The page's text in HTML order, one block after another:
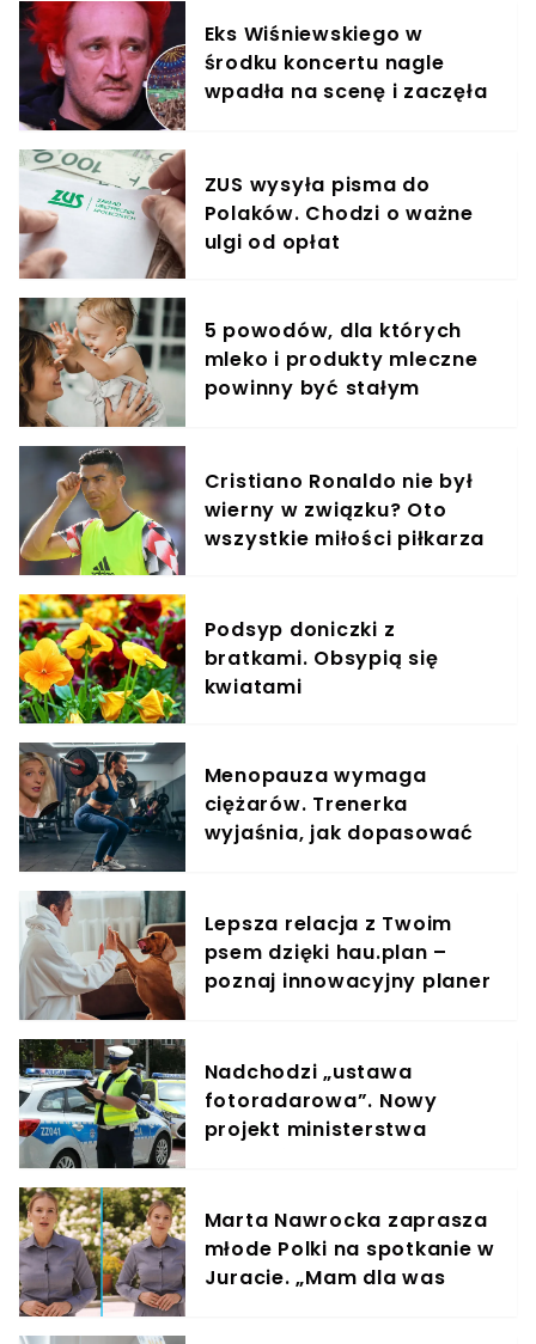
Eks Wiśniewskiego w
środku koncertu nagle
wpadła na scenę i zaczęła
ZUS wysyła pisma do
Polaków. Chodzi o ważne
ulgi od opłat
5 powodów, dla których
mleko i produkty mleczne
powinny być stałym
Cristiano Ronaldo nie był
wierny w związku? Oto
wszystkie miłości piłkarza
Podsyp doniczki z
bratkami. Obsypią się
kwiatami
Menopauza wymaga
ciężarów. Trenerka
wyjaśnia, jak dopasować
Lepsza relacja z Twoim
psem dzięki hau.plan –
poznaj innowacyjny planer
Nadchodzi „ustawa
fotoradarowa”. Nowy
projekt ministerstwa
Marta Nawrocka zaprasza
młode Polki na spotkanie w
Juracie. „Mam dla was